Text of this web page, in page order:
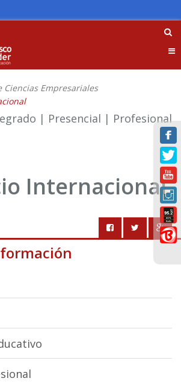
Ciencias Empresariales
| Presencial | Profesional
Internacional